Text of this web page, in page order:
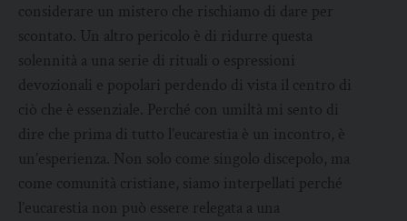
considerare un mistero che rischiamo di dare per
scontato. Un altro pericolo è di ridurre questa
solennità a una serie di rituali o espressioni
devozionali e popolari perdendo di vista il centro di
ciò che è essenziale. Perché con umiltà mi sento di
dire che prima di tutto l’eucarestia è un incontro, è
un’esperienza. Non solo come singolo discepolo, ma
come comunità cristiane, siamo interpellati perché
l’eucarestia non può essere relegata a una